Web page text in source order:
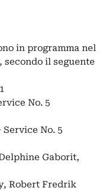
in programma nel
secondo il seguente
No. 5
Service No. 5
Gaborit,
Robert Fredrik